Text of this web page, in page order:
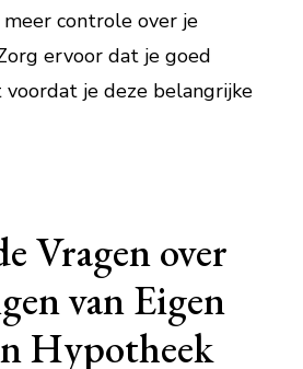
controle over je
ervoor dat je goed
je deze belangrijke
Vragen over
van Eigen
Hypotheek